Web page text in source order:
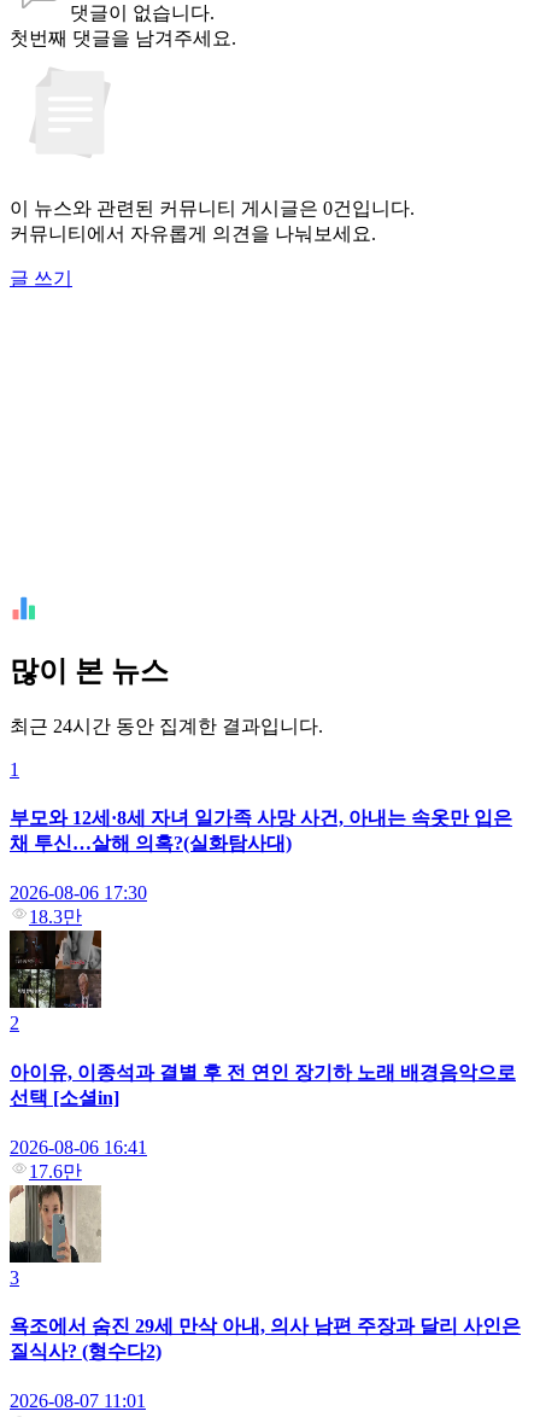
댓글이 없습니다.
첫번째 댓글을 남겨주세요.
이 뉴스와 관련된 커뮤니티 게시글은 0건입니다.
커뮤니티에서 자유롭게 의견을 나눠보세요.
글 쓰기
많이 본 뉴스
최근 24시간 동안 집계한 결과입니다.
1
부모와 12세·8세 자녀 일가족 사망 사건, 아내는 속옷만 입은
채 투신…살해 의혹?(실화탐사대)
2026-08-06 17:30
18.3만
2
아이유, 이종석과 결별 후 전 연인 장기하 노래 배경음악으로
선택 [소셜in]
2026-08-06 16:41
17.6만
3
욕조에서 숨진 29세 만삭 아내, 의사 남편 주장과 달리 사인은
질식사? (형수다2)
2026-08-07 11:01